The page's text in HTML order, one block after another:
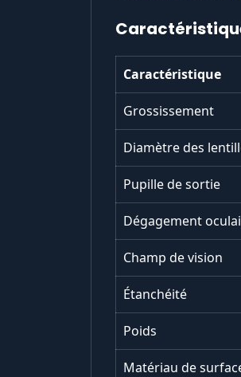
Caractéristique
Grossissement
Diamètre des
Pupille de sortie
Dégagement
Champ de vision
Étanchéité
Poids
Matériau de